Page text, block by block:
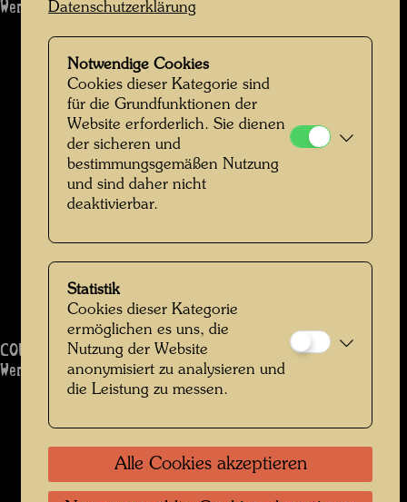
Werk: 863
COLUMBUS RAINY DAY IN INDIA
Werk: 864
Datenschutzerklärung
Notwendige Cookies
Cookies dieser Kategorie sind
für die Grundfunktionen der
Website erforderlich. Sie dienen
der sicheren und
bestimmungsgemäßen Nutzung
und sind daher nicht
deaktivierbar.
Statistik
Cookies dieser Kategorie
ermöglichen es uns, die
Nutzung der Website
anonymisiert zu analysieren und
die Leistung zu messen.
Alle Cookies akzeptieren